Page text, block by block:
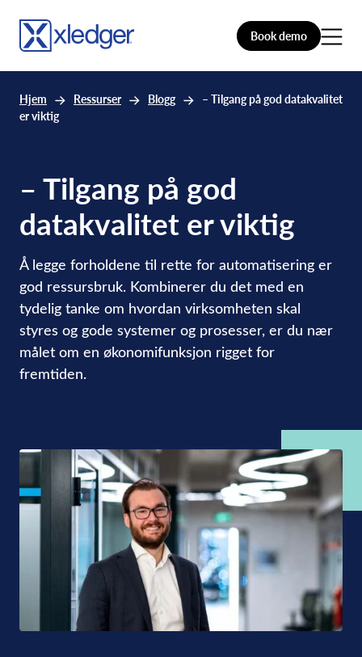
Book demo
Hjem Ressurser Blogg
– Tilgang på god datakvalitet
er viktig
– Tilgang på god
datakvalitet er viktig
Å legge forholdene til rette for automatisering er
god ressursbruk. Kombinerer du det med en
tydelig tanke om hvordan virksomheten skal
styres og gode systemer og prosesser, er du nær
målet om en økonomifunksjon rigget for
fremtiden.